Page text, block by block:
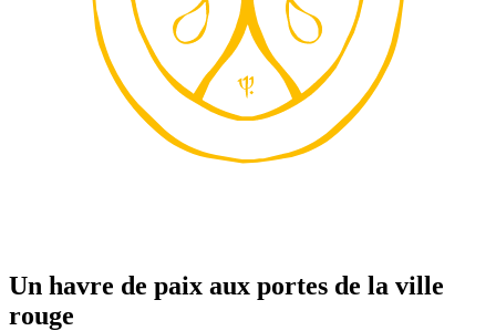
Un havre de paix aux portes de la ville
rouge